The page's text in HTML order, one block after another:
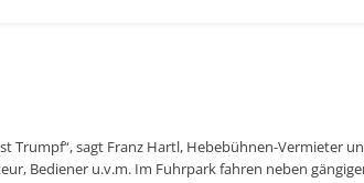
Trumpf“, sagt Franz Hartl, Hebebühnen-Vermieter
Bediener u.v.m. Im Fuhrpark fahren neben